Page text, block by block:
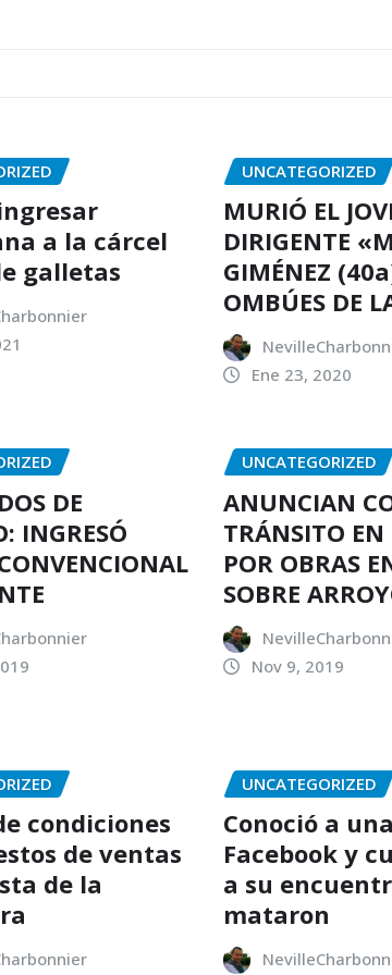
a la cárcel
galletas
UNCATEGORIZED
MURIÓ EL
DIRIGENTE
GIMÉNEZ
OMBÚES DE
Ene 23, 2020
DE
INGRESÓ
UNCATEGORIZED
ANUNCIAN
TRÁNSITO
POR OBRAS
SOBRE
Nov 9, 2019
condiciones
de ventas
de la
UNCATEGORIZED
Conoció a
Facebook y
a su
mataron